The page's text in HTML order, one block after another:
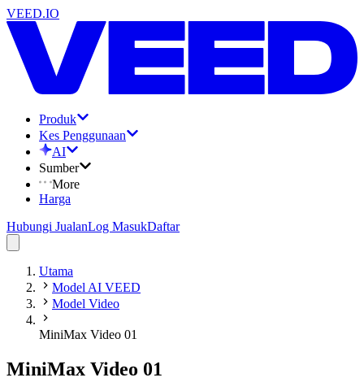
VEED.IO
Produk
Kes Penggunaan
AI
Sumber
More
Harga
Hubungi JualanLog MasukDaftar
Utama
Model AI VEED
Model Video
MiniMax Video 01
MiniMax Video 01